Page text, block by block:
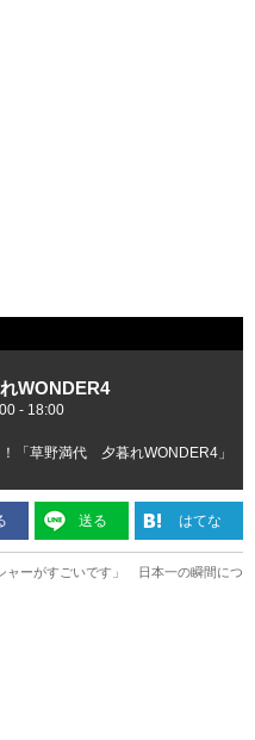
WONDER4
- 18:00
「草野満代 夕暮れWONDER4」
送る はてな
ャーがすごいです」 日本一の瞬間につ